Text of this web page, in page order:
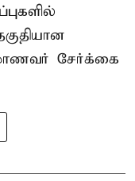
சேர்க்கை